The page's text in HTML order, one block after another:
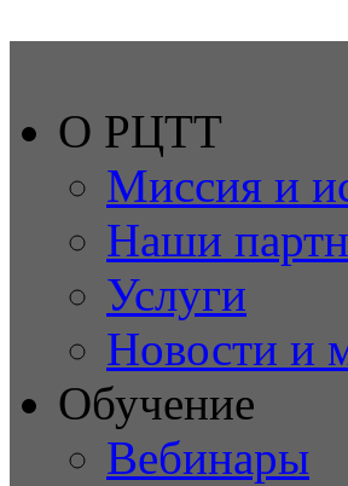
О РЦТТ
Миссия и
Наши
Услуги
Новости и
Обучение
Вебинары